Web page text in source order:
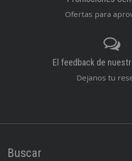
Ofertas para
El feedback de
Dejanos tu
Buscar